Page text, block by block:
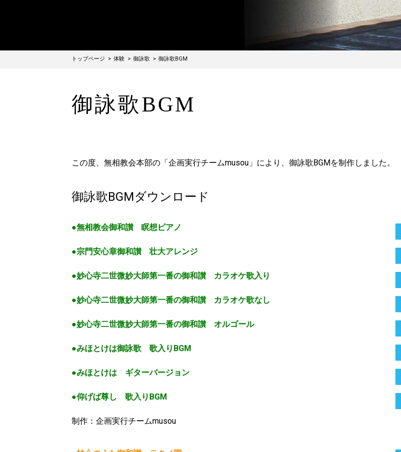
トップページ 体験 御詠歌 御詠歌BGM
御詠歌BGM
この度、無相教会本部の「企画実行チームmusou」により、御詠歌BGMを制作しました。
御詠歌BGMダウンロード
●無相教会御和讃 瞑想ピアノ
●宗門安心章御和讃 壮大アレンジ
●妙心寺二世微妙大師第一番の御和讃 カラオケ歌入り
●妙心寺二世微妙大師第一番の御和讃 カラオケ歌なし
●妙心寺二世微妙大師第一番の御和讃 オルゴール
●みほとけは御詠歌 歌入りBGM
●みほとけは ギターバージョン
●仰げば尊し 歌入りBGM
制作：企画実行チームmusou